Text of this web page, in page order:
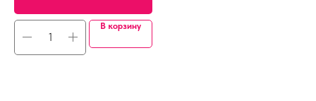
В корзину